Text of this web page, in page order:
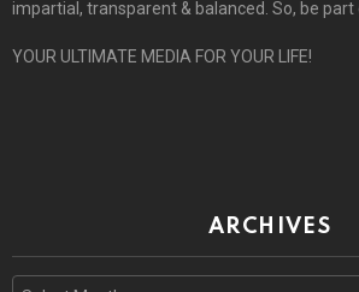
impartial, transparent & balanced. So, be
YOUR ULTIMATE MEDIA FOR YOUR LIFE!
ARCHIVES